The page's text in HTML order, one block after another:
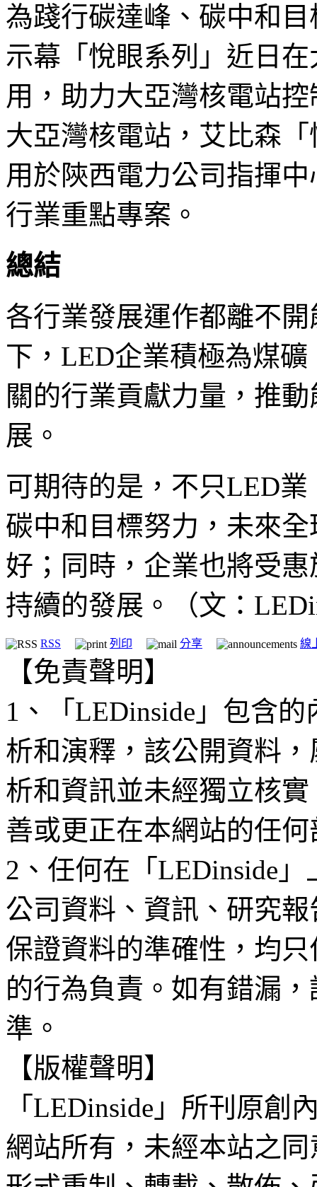
為踐行碳達峰、碳中和
示幕「悅眼系列」近日
用，助力大亞灣核電站
大亞灣核電站，艾比森
用於陝西電力公司指揮
行業重點專案。
總結
各行業發展運作都離不
下，LED企業積極為煤
關的行業貢獻力量，推
展。
可期待的是，不只LED
碳中和目標努力，未來
好；同時，企業也將受
持續的發展。（文：
RSS 列印 分享 線
【免責聲明】
1、「LEDinside」包含
析和演釋，該公開資料
析和資訊並未經獨立核
善或更正在本網站的任
2、任何在「LEDinside
公司資料、資訊、研究
保證資料的準確性，均
的行為負責。如有錯漏
準。
【版權聲明】
「LEDinside」所刊原創
網站所有，未經本站之